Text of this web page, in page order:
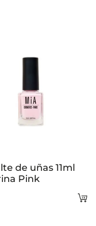
de uñas 11ml
Pink